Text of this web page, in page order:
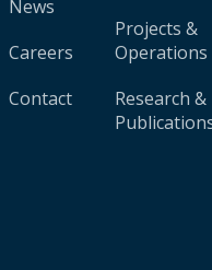
News
Careers
Contact
Projects &
Operations
Research &